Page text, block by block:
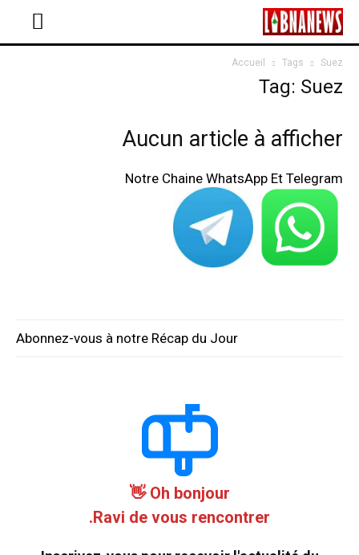
Accueil Tags Suez
Tag: Suez
Aucun article à afficher
Notre Chaine WhatsApp Et Telegram
Abonnez-vous à notre Récap du Jour
Oh bonjour 👋
Ravi de vous rencontrer.